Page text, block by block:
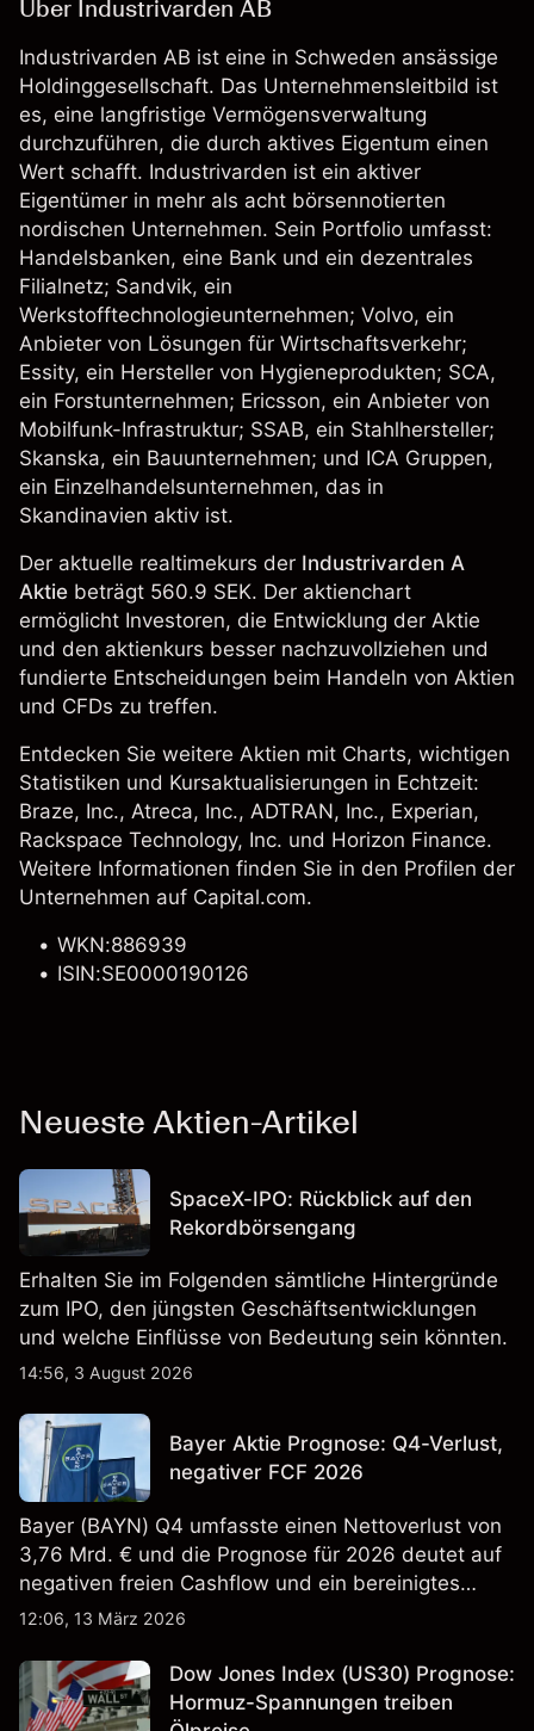
Über Industrivarden AB
Industrivarden AB ist eine in Schweden ansässige
Holdinggesellschaft. Das Unternehmensleitbild ist
es, eine langfristige Vermögensverwaltung
durchzuführen, die durch aktives Eigentum einen
Wert schafft. Industrivarden ist ein aktiver
Eigentümer in mehr als acht börsennotierten
nordischen Unternehmen. Sein Portfolio umfasst:
Handelsbanken, eine Bank und ein dezentrales
Filialnetz; Sandvik, ein
Werkstofftechnologieunternehmen; Volvo, ein
Anbieter von Lösungen für Wirtschaftsverkehr;
Essity, ein Hersteller von Hygieneprodukten; SCA,
ein Forstunternehmen; Ericsson, ein Anbieter von
Mobilfunk-Infrastruktur; SSAB, ein Stahlhersteller;
Skanska, ein Bauunternehmen; und ICA Gruppen,
ein Einzelhandelsunternehmen, das in
Skandinavien aktiv ist.
Der aktuelle realtimekurs der Industrivarden A
Aktie beträgt 560.9 SEK. Der aktienchart
ermöglicht Investoren, die Entwicklung der Aktie
und den aktienkurs besser nachzuvollziehen und
fundierte Entscheidungen beim Handeln von Aktien
und CFDs zu treffen.
Entdecken Sie weitere Aktien mit Charts, wichtigen
Statistiken und Kursaktualisierungen in Echtzeit:
Braze, Inc., Atreca, Inc., ADTRAN, Inc., Experian,
Rackspace Technology, Inc. und Horizon Finance.
Weitere Informationen finden Sie in den Profilen der
Unternehmen auf Capital.com.
WKN:886939
ISIN:SE0000190126
Neueste Aktien-Artikel
SpaceX-IPO: Rückblick auf den
Rekordbörsengang
Erhalten Sie im Folgenden sämtliche Hintergründe
zum IPO, den jüngsten Geschäftsentwicklungen
und welche Einflüsse von Bedeutung sein könnten.
14:56, 3 August 2026
Bayer Aktie Prognose: Q4-Verlust,
negativer FCF 2026
Bayer (BAYN) Q4 umfasste einen Nettoverlust von
3,76 Mrd. € und die Prognose für 2026 deutet auf
negativen freien Cashflow und ein bereinigtes
EBITDA von 9,6–10,1 Mrd. € hin. Die
verlässlicher Indikator für zukünftige Ergebnisse.
12:06, 13 März 2026
Dow Jones Index (US30) Prognose:
Hormuz-Spannungen treiben